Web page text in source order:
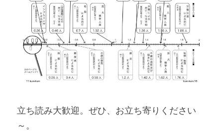
立ち読み大歓迎。ぜひ、お立ち寄りください
～。